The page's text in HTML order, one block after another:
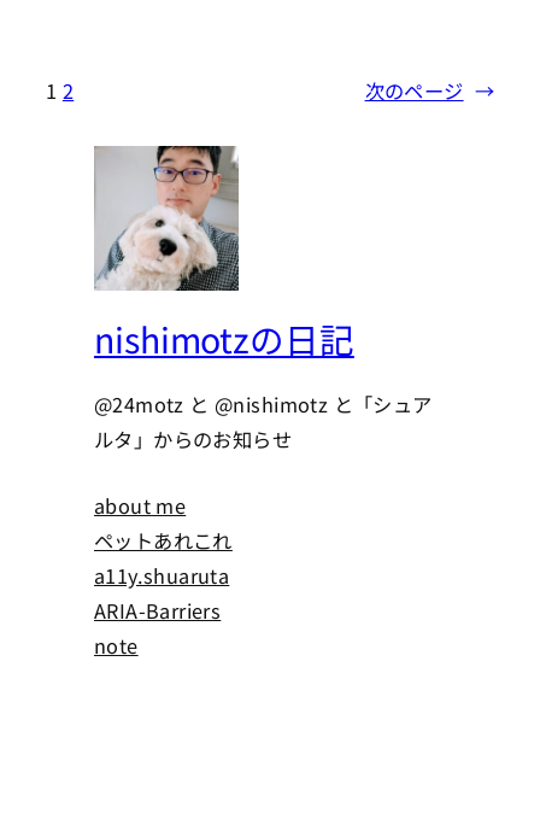
1 2 次のページ →
nishimotzの日記
@24motz と @nishimotz と「シュア
ルタ」からのお知らせ
about me
ペットあれこれ
a11y.shuaruta
ARIA-Barriers
note